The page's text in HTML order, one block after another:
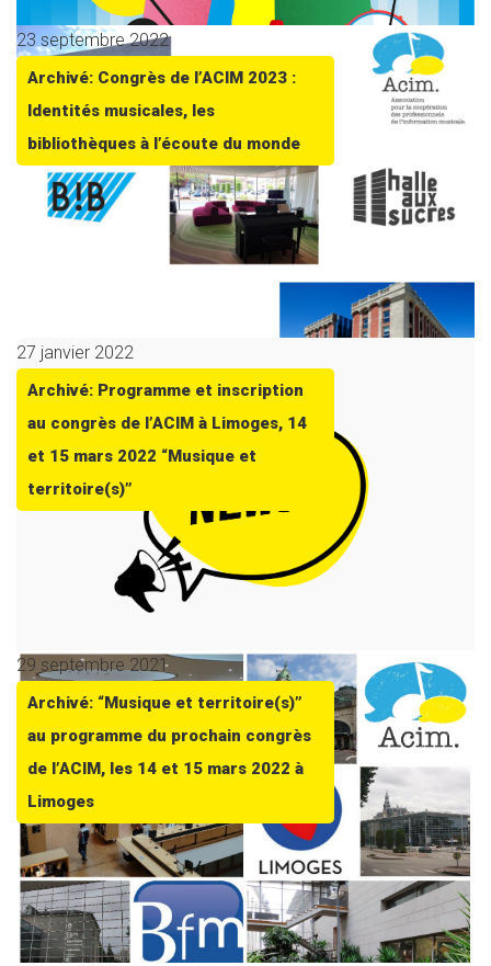
23 septembre 2022
Archivé: Congrès de l’ACIM 2023 :
Identités musicales, les
bibliothèques à l’écoute du monde
27 janvier 2022
Archivé: Programme et inscription
au congrès de l’ACIM à Limoges, 14
et 15 mars 2022 “Musique et
territoire(s)”
29 septembre 2021
Archivé: “Musique et territoire(s)”
au programme du prochain congrès
de l’ACIM, les 14 et 15 mars 2022 à
Limoges